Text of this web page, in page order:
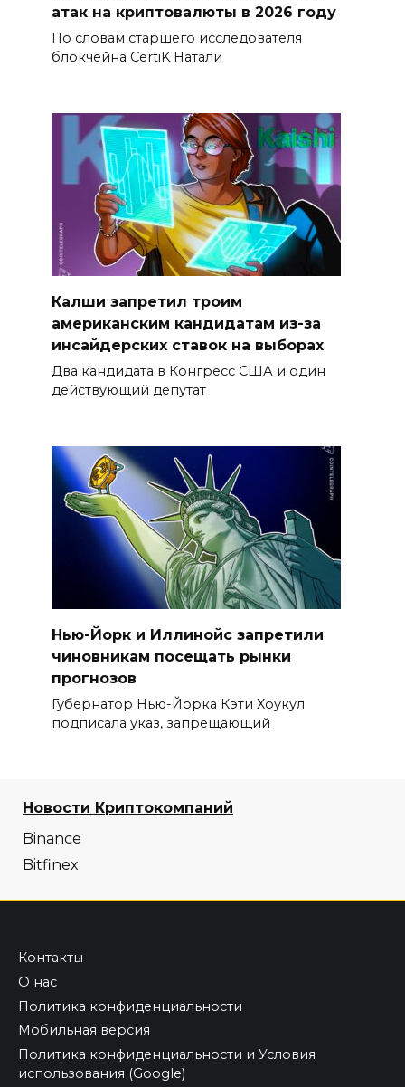
атак на криптовалюты в 2026 году
По словам старшего исследователя
блокчейна CertiK Натали
Калши запретил троим
американским кандидатам из-за
инсайдерских ставок на выборах
Два кандидата в Конгресс США и один
действующий депутат
Нью-Йорк и Иллинойс запретили
чиновникам посещать рынки
прогнозов
Губернатор Нью-Йорка Кэти Хоукул
подписала указ, запрещающий
Новости Криптокомпаний
Binance
Bitfinex
Контакты
О нас
Политика конфиденциальности
Мобильная версия
Политика конфиденциальности и Условия
использования (Google)